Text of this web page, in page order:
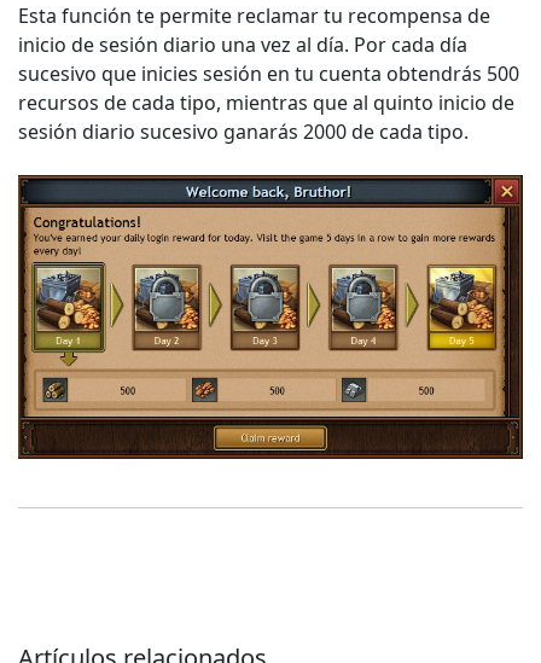
Esta función te permite reclamar tu recompensa de
inicio de sesión diario una vez al día. Por cada día
sucesivo que inicies sesión en tu cuenta obtendrás 500
recursos de cada tipo, mientras que al quinto inicio de
sesión diario sucesivo ganarás 2000 de cada tipo.